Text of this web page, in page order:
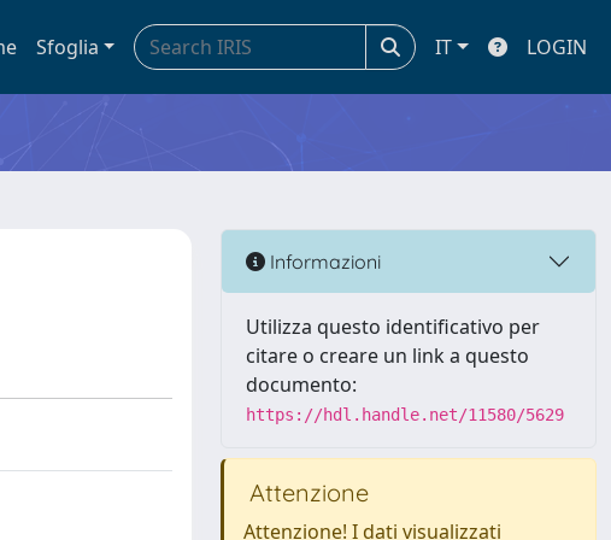
Sfoglia IT LOGIN
Informazioni
Utilizza questo identificativo per
citare o creare un link a questo
documento:
https://hdl.handle.net/11580/5629
Attenzione
Attenzione! I dati visualizzati